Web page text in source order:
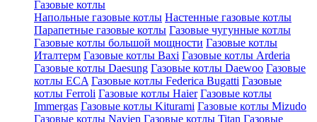
Газовые котлы
Напольные газовые котлы Настенные газовые котлы
Парапетные газовые котлы Газовые чугунные котлы
Газовые котлы большой мощности Газовые котлы
Италтерм Газовые котлы Baxi Газовые котлы Arderia
Газовые котлы Daesung Газовые котлы Daewoo Газовые
котлы ECA Газовые котлы Federica Bugatti Газовые
котлы Ferroli Газовые котлы Haier Газовые котлы
Immergas Газовые котлы Kiturami Газовые котлы Mizudo
Газовые котлы Navien Газовые котлы Titan Газовые